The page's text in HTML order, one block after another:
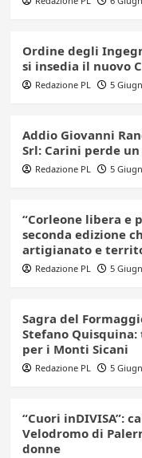
Ordine degli
si insedia il nuovo
Redazione PL 5
Addio Giovanni
Srl: Carini perde
Redazione PL 5
“Corleone libera e
seconda edizione
artigianato e
Redazione PL 5
Sagra del
Stefano
per i Monti Sicani
Redazione PL 5
“Cuori inDIVISA”:
Velodromo di
donne